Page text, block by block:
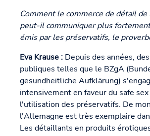
Comment le commerce de détail
peut-il communiquer plus
émis par les préservatifs, le
Eva Krause : Depuis des années,
publiques telles que le BZgA
gesundheitliche Aufklärung)
intensivement en faveur du safe
l'utilisation des préservatifs. De
l'Allemagne est très exemplaire
Les détaillants en produits